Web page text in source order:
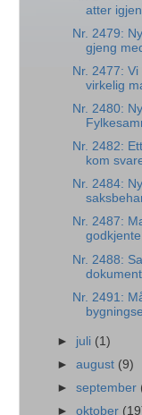
atter igjen
Nr. 2479:
gjeng
Nr. 2477:
virkelig
Nr. 2480:
Nr. 2482:
kom
Nr. 2484:
Nr. 2487:
Nr. 2488:
Nr. 2491:
► juli (1)
►august (9)
►september
►oktober